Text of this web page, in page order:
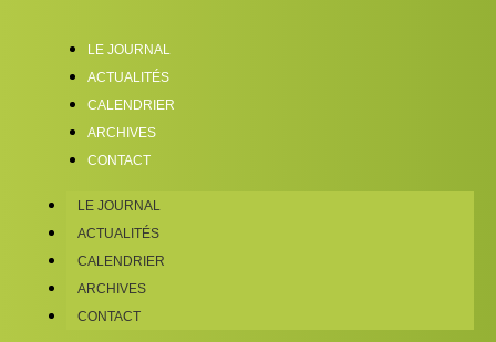
LE JOURNAL
ACTUALITÉS
CALENDRIER
ARCHIVES
CONTACT
LE JOURNAL
ACTUALITÉS
CALENDRIER
ARCHIVES
CONTACT